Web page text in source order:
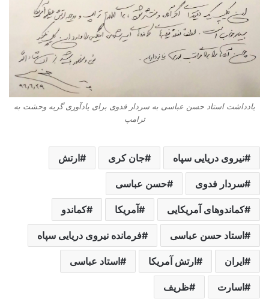
یادداشت استاد حسن عباسی به سردار فدوی برای یادآوری گریه وحشت به
ترامپ
نیروی دریایی سپاه جان کری ارتش
سردار فدوی حسن عباسی
کماندوهای آمریکایی آمریکا کماندو
استاد حسن عباسی فرمانده نیروی دریایی سپاه
ایران ارتش‌ آمریکا استاد عباسی
اسارت ظریف